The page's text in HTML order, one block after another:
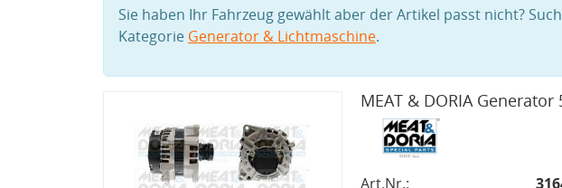
Sie haben Ihr Fahrzeug gewählt aber der Artikel passt nicht?
Kategorie Generator & Lichtmaschine.
MEAT & DORIA Generator
Art.Nr.: